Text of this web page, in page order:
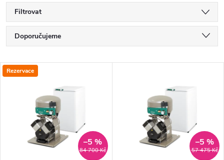
Filtrovat
Ř
a
Doporučujeme
Nejdražší
Nejprodávanější
Abecedně
V
Rezervace
84 700 Kč
–5 %
57 475 Kč
–5 %